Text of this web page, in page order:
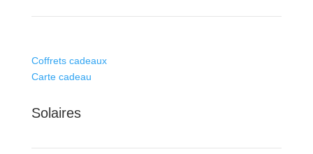
Coffrets cadeaux
Carte cadeau
Solaires